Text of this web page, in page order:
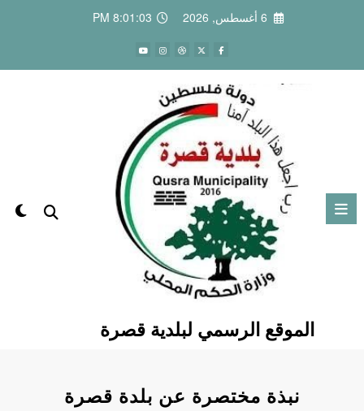
6 أغسطس, 2026 8:01:04 PM
الموقع الرسمي لبلدية قصرة
نبذة مختصرة عن بلدة قصرة